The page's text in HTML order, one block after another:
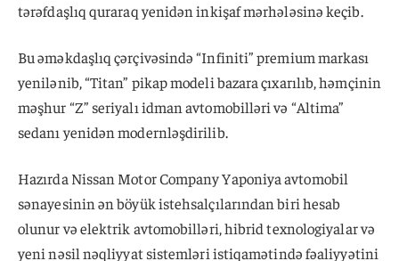
tərəfdaşlıq quraraq yenidən inkişaf mərhələsinə keçib.
Bu əməkdaşlıq çərçivəsində “Infiniti” premium markası
yenilənib, “Titan” pikap modeli bazara çıxarılıb, həmçinin
məşhur “Z” seriyalı idman avtomobilləri və “Altima”
sedanı yenidən modernləşdirilib.
Hazırda Nissan Motor Company Yaponiya avtomobil
sənayesinin ən böyük istehsalçılarından biri hesab
olunur və elektrik avtomobilləri, hibrid texnologiyalar və
yeni nəsil nəqliyyat sistemləri istiqamətində fəaliyyətini